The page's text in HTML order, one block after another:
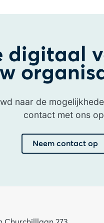
digitaal
naar de
contact met ons
Neem contact op